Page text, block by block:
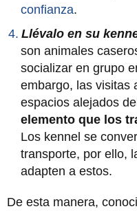
confianza.
Llévalo en su
son animales
socializar en grupo
embargo, las visitas
espacios alejados
elemento que los
Los kennel se
transporte, por ello,
adapten a estos.
De esta manera,